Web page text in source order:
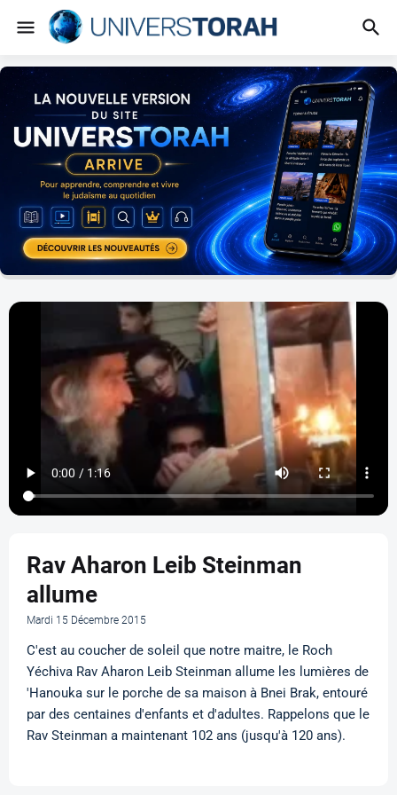
Rav Aharon Leib Steinman
allume
Mardi 15 Décembre 2015
C'est au coucher de soleil que notre maitre, le Roch
Yéchiva Rav Aharon Leib Steinman allume les lumières de
'Hanouka sur le porche de sa maison à Bnei Brak, entouré
par des centaines d'enfants et d'adultes. Rappelons que le
Rav Steinman a maintenant 102 ans (jusqu'à 120 ans).